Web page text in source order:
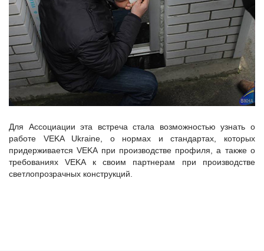
Для Ассоциации эта встреча стала возможностью узнать о
работе VEKA Ukraine, о нормах и стандартах, которых
придерживается VEKA при производстве профиля, а также о
требованиях VEKA к своим партнерам при производстве
светлопрозрачных конструкций.